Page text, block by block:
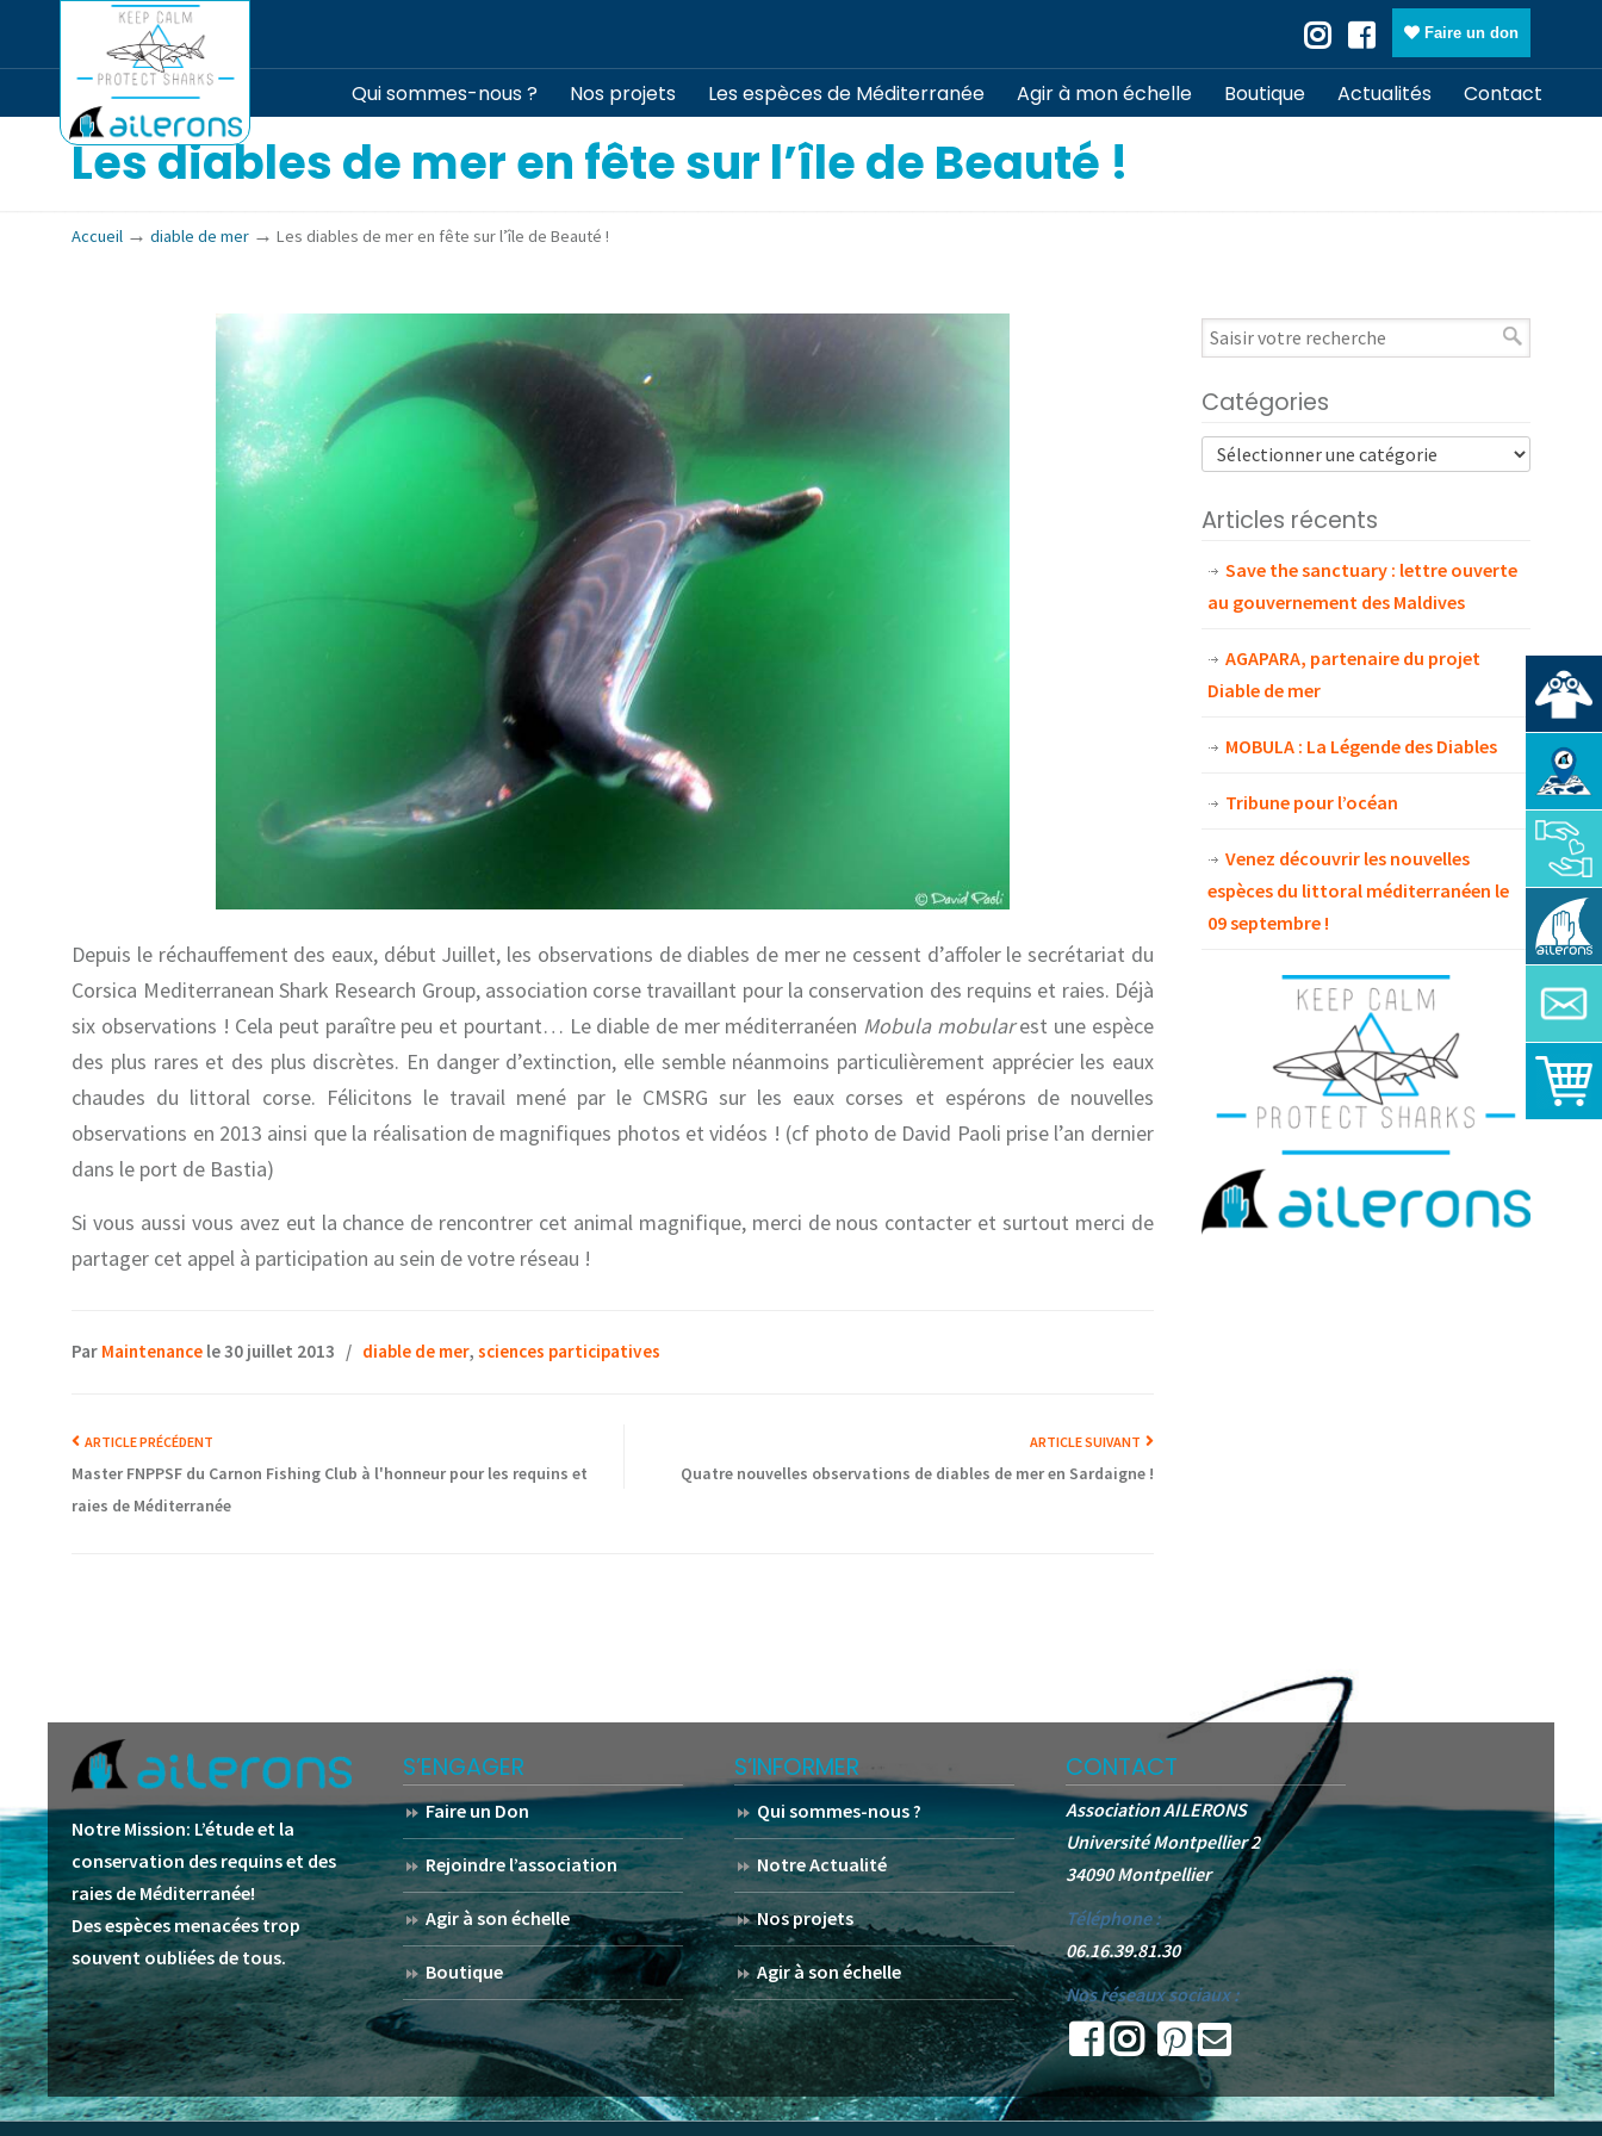
Faire un don
Qui sommes-nous ? Nos projets Les espèces de Méditerranée Agir à mon échelle Boutique Actualités Contact
Les diables de mer en fête sur l’île de Beauté !
Accueil →diable de mer →Les diables de mer en fête sur l’île de Beauté !
Depuis le réchauffement des eaux, début Juillet, les observations de diables de mer ne cessent d’affoler le secrétariat du
Corsica Mediterranean Shark Research Group, association corse travaillant pour la conservation des requins et raies. Déjà
six observations ! Cela peut paraître peu et pourtant… Le diable de mer méditerranéen Mobula mobularest une espèce
des plus rares et des plus discrètes. En danger d’extinction, elle semble néanmoins particulièrement apprécier les eaux
chaudes du littoral corse. Félicitons le travail mené par le CMSRG sur les eaux corses et espérons de nouvelles
observations en 2013 ainsi que la réalisation de magnifiques photos et vidéos ! (cf photo de David Paoli prise l’an dernier
dans le port de Bastia)
Si vous aussi vous avez eut la chance de rencontrer cet animal magnifique, merci de nous contacter et surtout merci de
partager cet appel à participation au sein de votre réseau !
Par Maintenance le 30 juillet 2013 / diable de mer,sciences participatives
ARTICLE PRÉCÉDENT
Master FNPPSF du Carnon Fishing Club à l'honneur pour les requins et
raies de Méditerranée
ARTICLE SUIVANT
Quatre nouvelles observations de diables de mer en Sardaigne !
Catégories
Articles récents
Save the sanctuary : lettre ouverte
au gouvernement des Maldives
AGAPARA, partenaire du projet
Diable de mer
MOBULA : La Légende des Diables
Tribune pour l’océan
Venez découvrir les nouvelles
espèces du littoral méditerranéen le
09 septembre !
Notre Mission: L’étude et la
conservation des requins et des
raies de Méditerranée!
Des espèces menacées trop
souvent oubliées de tous.
S’ENGAGER
Faire un Don
Rejoindre l’association
Agir à son échelle
Boutique
S’INFORMER
Qui sommes-nous ?
Notre Actualité
Nos projets
Agir à son échelle
CONTACT
Association AILERONS
Université Montpellier 2
34090 Montpellier
Téléphone :
06.16.39.81.30
Nos réseaux sociaux :